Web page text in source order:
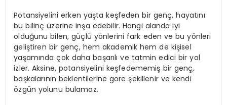
Potansiyelini erken yaşta keşfeden bir genç, hayatını
bu bilinç üzerine inşa edebilir. Hangi alanda iyi
olduğunu bilen, güçlü yönlerini fark eden ve bu yönleri
geliştiren bir genç, hem akademik hem de kişisel
yaşamında çok daha başarılı ve tatmin edici bir yol
izler. Aksine, potansiyelini keşfedememiş bir genç,
başkalarının beklentilerine göre şekillenir ve kendi
özgün yolunu bulamaz.